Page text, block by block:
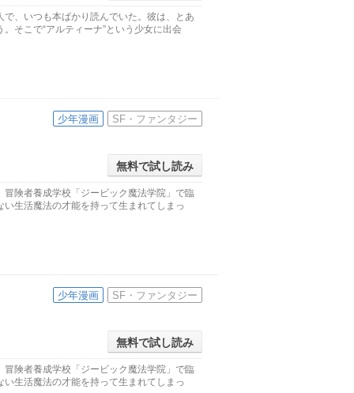
、いつも本ばかり読んでいた。彼は、とあ
そこで“アルティーナ”という少女に出会
少年漫画 SF・ファンタジー
無料で試し読み
険者養成学校「ジービック魔法学院」で臨
生活魔法の才能を持って生まれてしまっ
少年漫画 SF・ファンタジー
無料で試し読み
険者養成学校「ジービック魔法学院」で臨
生活魔法の才能を持って生まれてしまっ